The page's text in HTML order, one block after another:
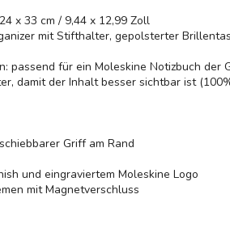
x 33 cm / 9,44 x 12,99 Zoll
mit Stifthalter, gepolsterter
passend für ein Moleskine Notizbuch der
damit der Inhalt besser sichtbar ist
Griff am Rand
und eingraviertem Moleskine Logo
mit Magnetverschluss